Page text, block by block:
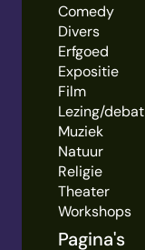
Comedy
Divers
Erfgoed
Expositie
Film
Lezing/debat
Muziek
Natuur
Religie
Theater
Workshops
Pagina's